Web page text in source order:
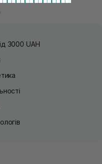
3000 UAH